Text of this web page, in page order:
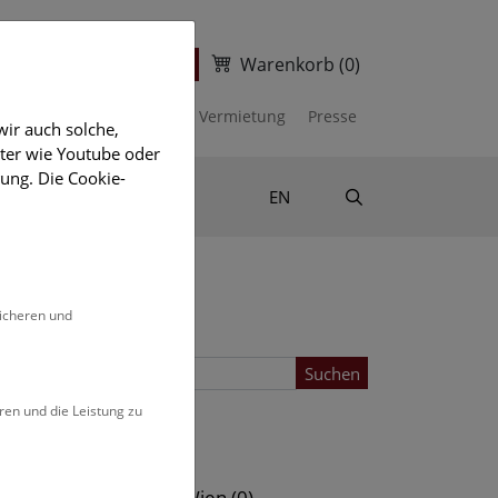
Warenkorb (0)
Vermietung Presse
EN
Suchen
auch solche,
wie Youtube oder
Die Cookie-
und
und die Leistung zu